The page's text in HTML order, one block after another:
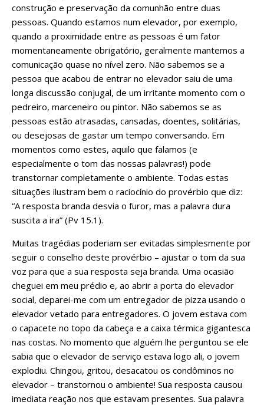
construção e preservação da comunhão entre duas
pessoas. Quando estamos num elevador, por exemplo,
quando a proximidade entre as pessoas é um fator
momentaneamente obrigatório, geralmente mantemos a
comunicação quase no nível zero. Não sabemos se a
pessoa que acabou de entrar no elevador saiu de uma
longa discussão conjugal, de um irritante momento com o
pedreiro, marceneiro ou pintor. Não sabemos se as
pessoas estão atrasadas, cansadas, doentes, solitárias,
ou desejosas de gastar um tempo conversando. Em
momentos como estes, aquilo que falamos (e
especialmente o tom das nossas palavras!) pode
transtornar completamente o ambiente. Todas estas
situações ilustram bem o raciocínio do provérbio que diz:
“A resposta branda desvia o furor, mas a palavra dura
suscita a ira” (Pv 15.1).
Muitas tragédias poderiam ser evitadas simplesmente por
seguir o conselho deste provérbio – ajustar o tom da sua
voz para que a sua resposta seja branda. Uma ocasião
cheguei em meu prédio e, ao abrir a porta do elevador
social, deparei-me com um entregador de pizza usando o
elevador vetado para entregadores. O jovem estava com
o capacete no topo da cabeça e a caixa térmica gigantesca
nas costas. No momento que alguém lhe perguntou se ele
sabia que o elevador de serviço estava logo ali, o jovem
explodiu. Chingou, gritou, desacatou os condôminos no
elevador – transtornou o ambiente! Sua resposta causou
imediata reação nos que estavam presentes. Sua palavra